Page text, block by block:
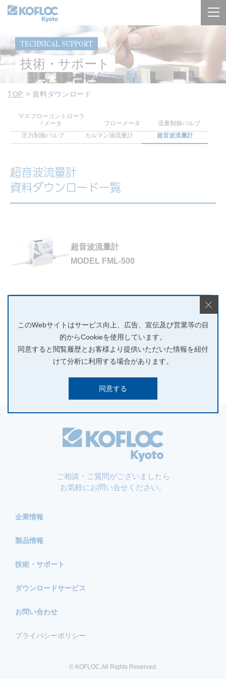
TECHNICAL SUPPORT
技術・サポート
TOP > 資料ダウンロード
マスフローコントローラ
/ メータ
フローメータ 流量制御バルブ
圧力制御バルブ
カルマン渦流量計 超音波流量計
超音波流量計
資料ダウンロード一覧
超音波流量計
MODEL FML-500
取扱説明書 CAD
ご相談・ご質問がございましたら
お気軽にお問い合せください。
企業情報
製品情報
技術・サポート
ダウンロードサービス
お問い合わせ
プライバシーポリシー
© KOFLOC.All Rights Reserved.
このWebサイトはサービス向上、広告、宣伝及び営業等の目
的からCookieを使用しています。
同意すると閲覧履歴とお客様より提供いただいた情報を紐付
けて分析に利用する場合があります。
同意する